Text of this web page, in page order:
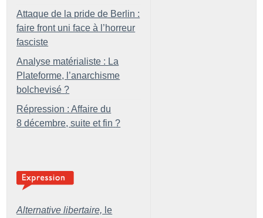
Attaque de la pride de Berlin :
faire front uni face à l’horreur
fasciste
Analyse matérialiste : La
Plateforme, l’anarchisme
bolchevisé ?
Répression : Affaire du
8 décembre, suite et fin ?
Alternative libertaire, le